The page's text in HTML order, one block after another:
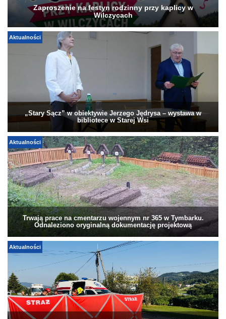
Zaproszenie na festyn rodzinny przy kaplicy w
Wilczycach
Aktualności
„Stary Sącz” w obiektywie Jerzego Jędrysa – wystawa w
bibliotece w Starej Wsi
Aktualności
Trwają prace na cmentarzu wojennym nr 365 w Tymbarku.
Odnaleziono oryginalną dokumentację projektową
Aktualności